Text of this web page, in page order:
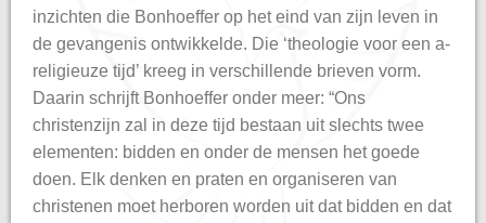
inzichten die Bonhoeffer op het eind van zijn leven in
de gevangenis ontwikkelde. Die ‘theologie voor een a-
religieuze tijd’ kreeg in verschillende brieven vorm.
Daarin schrijft Bonhoeffer onder meer: “Ons
christenzijn zal in deze tijd bestaan uit slechts twee
elementen: bidden en onder de mensen het goede
doen. Elk denken en praten en organiseren van
christenen moet herboren worden uit dat bidden en dat